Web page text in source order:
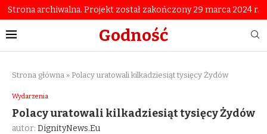
Strona archiwalna. Projekt został zakończony 29 marca 2024 r.
Godność
Strona główna » Polacy uratowali kilkadziesiąt tysięcy Żydów
Wydarzenia
Polacy uratowali kilkadziesiąt tysięcy Żydów
autor: DignityNews.eu